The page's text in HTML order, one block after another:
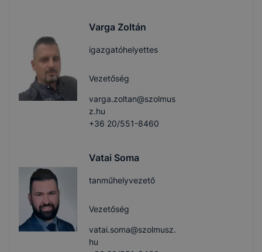
Varga Zoltán
igazgatóhelyettes
Vezetőség
varga.zoltan@szolmus
z.hu
+36 20/551-8460
Vatai Soma
tanműhelyvezető
Vezetőség
vatai.soma@szolmusz.
hu